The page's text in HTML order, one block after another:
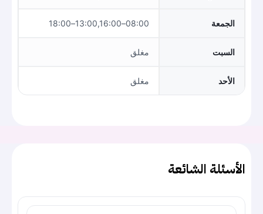
الجمعة 08:00–13:00,16:00–18:00
السبت مغلق
الأحد مغلق
الأسئلة الشائعة